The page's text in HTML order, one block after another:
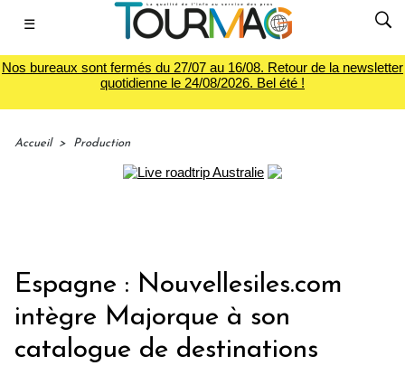
☰
Nos bureaux sont fermés du 27/07 au 16/08. Retour de la newsletter
quotidienne le 24/08/2026. Bel été !
Accueil > Production
Espagne : Nouvellesiles.com
intègre Majorque à son
catalogue de destinations